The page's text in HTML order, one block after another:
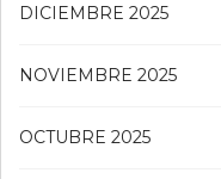
DICIEMBRE 2025
NOVIEMBRE 2025
OCTUBRE 2025